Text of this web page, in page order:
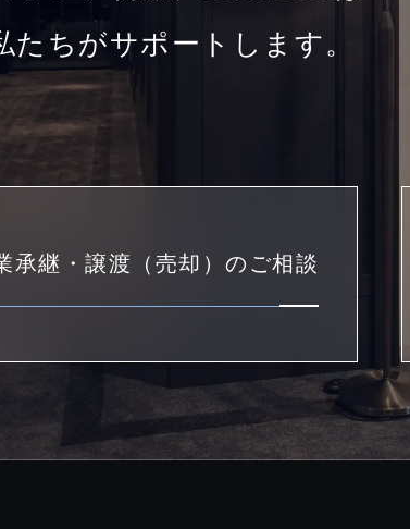
たちがサポートします。
承継・譲渡（売却）のご相談